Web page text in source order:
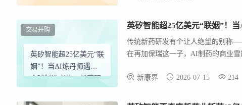
英矽智能超25亿美元“联
姻”！当AI炼丹师遇上
全球制造老炮，新药研
交易并购 英矽智能超25亿美元“联姻”！
传统新药研发有个让人绝望的别称
在再加保瑞这一子，AI制药的商业
新康界
2026-07-15 214